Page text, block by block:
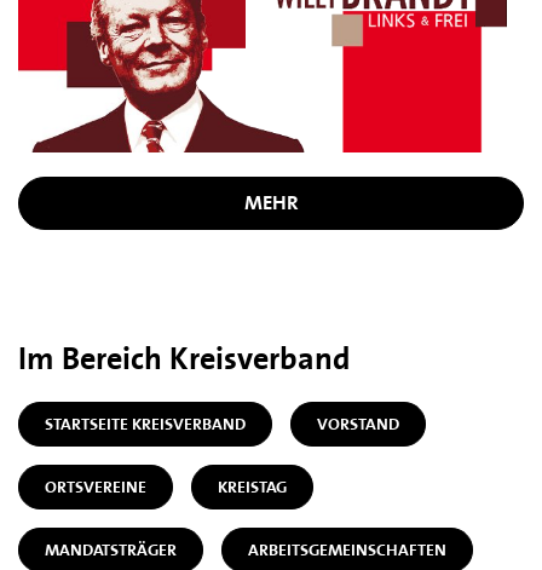
MEHR
Im Bereich Kreisverband
STARTSEITE KREISVERBAND VORSTAND
ORTSVEREINE KREISTAG
MANDATSTRÄGER ARBEITSGEMEINSCHAFTEN